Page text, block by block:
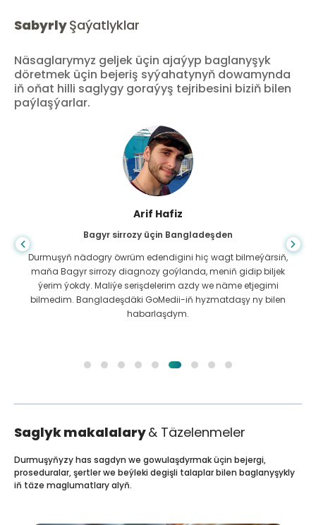
SabyrlyŞaýatlyklar
Näsaglarymyz geljek üçin ajaýyp baglanyşyk
döretmek üçin bejeriş syýahatynyň dowamynda
iň oňat hilli saglygy goraýyş tejribesini biziň bilen
paýlaşýarlar.
Arif Hafiz
Bagyr sirrozy üçin Bangladeşden
Durmuşyň nädogry öwrüm edendigini hiç wagt bilmeýärsiň,
maňa Bagyr sirrozy diagnozy goýlanda, meniň gidip biljek
ýerim ýokdy. Maliýe serişdelerim azdy we näme etjegimi
bilmedim. Bangladeşdäki GoMedii-iň hyzmatdaşy ny bilen
habarlaşdym.
Saglyk makalalary& Täzelenmeler
Durmuşyňyzy has sagdyn we gowulaşdyrmak üçin bejergi,
proseduralar, şertler we beýleki degişli talaplar bilen baglanyşykly
iň täze maglumatlary alyň.